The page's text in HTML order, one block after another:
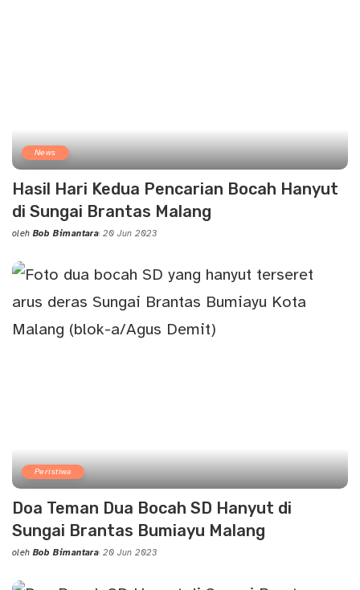
News
Hasil Hari Kedua Pencarian Bocah Hanyut
di Sungai Brantas Malang
Posted
oleh Bob Bimantara 20 Jun 2023
Peristiwa
Doa Teman Dua Bocah SD Hanyut di
Sungai Brantas Bumiayu Malang
Posted
oleh Bob Bimantara 20 Jun 2023